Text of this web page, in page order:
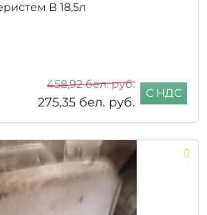
В 18,5л
458,92бел. руб.
275,35 бел. руб.
С НДС